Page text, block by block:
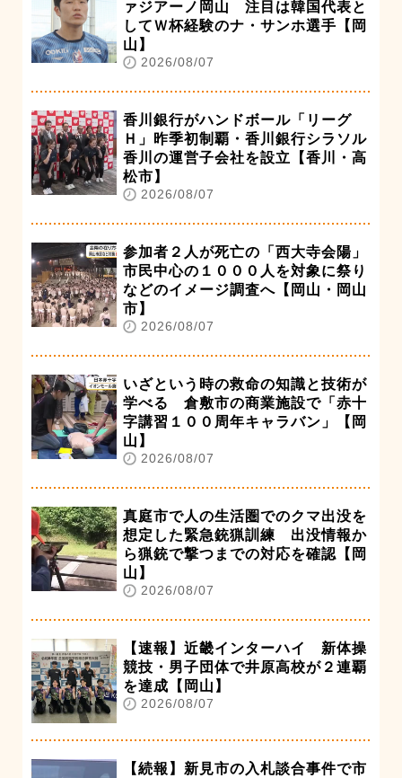
ァジアーノ岡山 注目は韓国代表と
してＷ杯経験のナ・サンホ選手【岡
山】
2026/08/07
香川銀行がハンドボール「リーグ
Ｈ」昨季初制覇・香川銀行シラソル
香川の運営子会社を設立【香川・高
松市】
2026/08/07
参加者２人が死亡の「西大寺会陽」
市民中心の１０００人を対象に祭り
などのイメージ調査へ【岡山・岡山
市】
2026/08/07
いざという時の救命の知識と技術が
学べる 倉敷市の商業施設で「赤十
字講習１００周年キャラバン」【岡
山】
2026/08/07
真庭市で人の生活圏でのクマ出没を
想定した緊急銃猟訓練 出没情報か
ら猟銃で撃つまでの対応を確認【岡
山】
2026/08/07
【速報】近畿インターハイ 新体操
競技・男子団体で井原高校が２連覇
を達成【岡山】
2026/08/07
【続報】新見市の入札談合事件で市